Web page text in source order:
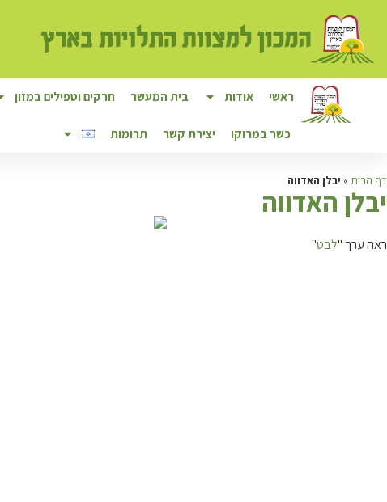
ראשי אודות בית המעשר חרקים וטפילים במזון
כשר במרוקו יצירת קשר תרומות
דף הבית » יבלן האדווה
יבלן האדווה
ראה ערך "לבט"